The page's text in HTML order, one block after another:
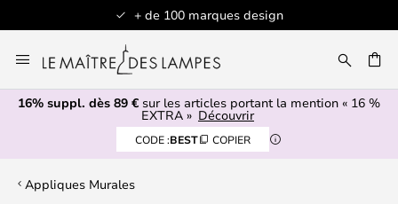
+ de 100 marques design
au
contenu
16% suppl. dès 89 € sur les articles portant la mention « 16 %
EXTRA » Découvrir
CODE :BEST COPIER
Appliques Murales